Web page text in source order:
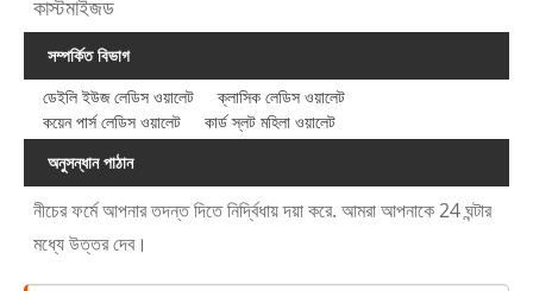
কাস্টমাইজড
সম্পর্কিত বিভাগ
ডেইলি ইউজ লেডিস ওয়ালেট
ক্লাসিক লেডিস ওয়ালেট
কয়েন পার্স লেডিস ওয়ালেট
কার্ড স্লট মহিলা ওয়ালেট
অনুসন্ধান পাঠান
নীচের ফর্মে আপনার তদন্ত দিতে নির্দ্বিধায় দয়া করে. আমরা আপনাকে 24 ঘন্টার
মধ্যে উত্তর দেব।